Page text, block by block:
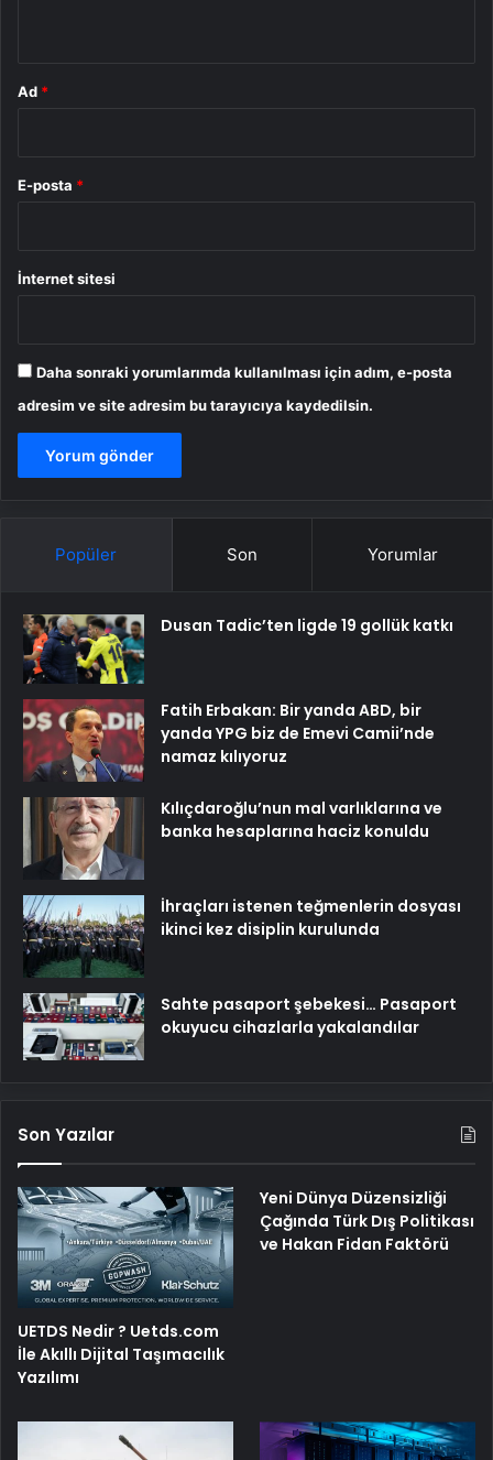
Ad *
E-posta *
İnternet sitesi
Daha sonraki yorumlarımda kullanılması için adım, e-posta
adresim ve site adresim bu tarayıcıya kaydedilsin.
Popüler Son Yorumlar
Dusan Tadic’ten ligde 19 gollük katkı
Fatih Erbakan: Bir yanda ABD, bir
yanda YPG biz de Emevi Camii’nde
namaz kılıyoruz
Kılıçdaroğlu’nun mal varlıklarına ve
banka hesaplarına haciz konuldu
İhraçları istenen teğmenlerin dosyası
ikinci kez disiplin kurulunda
Sahte pasaport şebekesi… Pasaport
okuyucu cihazlarla yakalandılar
Son Yazılar
UETDS Nedir ? Uetds.com
İle Akıllı Dijital Taşımacılık
Yazılımı
Yeni Dünya Düzensizliği
Çağında Türk Dış Politikası
ve Hakan Fidan Faktörü